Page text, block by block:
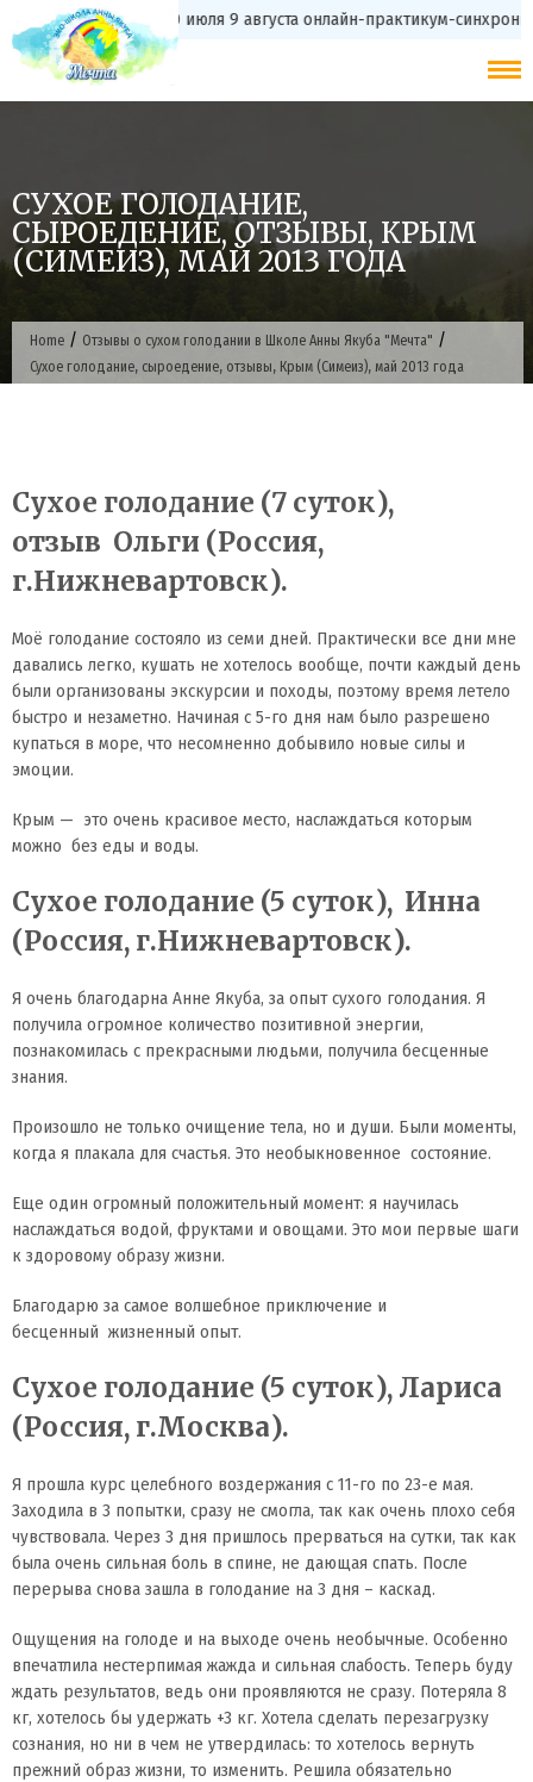
to
content
с 20 июля 9 августа онлайн-практикум-
СУХОЕ ГОЛОДАНИЕ,
СЫРОЕДЕНИЕ, ОТЗЫВЫ, КРЫМ
(СИМЕИЗ), МАЙ 2013 ГОДА
Home / Отзывы о сухом голодании в Школе Анны Якуба "Мечта" /
Сухое голодание, сыроедение, отзывы, Крым (Симеиз), май 2013 года
Cухое голодание (7 суток),
отзыв Ольги (Россия,
г.Нижневартовск).
Моё голодание состояло из семи дней. Практически все дни мне
давались легко, кушать не хотелось вообще, почти каждый день
были организованы экскурсии и походы, поэтому время летело
быстро и незаметно. Начиная с 5-го дня нам было разрешено
купаться в море, что несомненно добывило новые силы и
эмоции.
Крым — это очень красивое место, наслаждаться которым
можно без еды и воды.
Сухое голодание (5 суток), Инна
(Россия, г.Нижневартовск).
Я очень благодарна Анне Якуба, за опыт сухого голодания. Я
получила огромное количество позитивной энергии,
познакомилась с прекрасными людьми, получила бесценные
знания.
Произошло не только очищение тела, но и души. Были моменты,
когда я плакала для счастья. Это необыкновенное состояние.
Еще один огромный положительный момент: я научилась
наслаждаться водой, фруктами и овощами. Это мои первые шаги
к здоровому образу жизни.
Благодарю за самое волшебное приключение и
бесценный жизненный опыт.
Сухое голодание (5 суток), Лариса
(Россия, г.Москва).
Я прошла курс целебного воздержания с 11-го по 23-е мая.
Заходила в 3 попытки, сразу не смогла, так как очень плохо себя
чувствовала. Через 3 дня пришлось прерваться на сутки, так как
была очень сильная боль в спине, не дающая спать. После
перерыва снова зашла в голодание на 3 дня – каскад.
Ощущения на голоде и на выходе очень необычные. Особенно
впечатлила нестерпимая жажда и сильная слабость. Теперь буду
ждать результатов, ведь они проявляются не сразу. Потеряла 8
кг, хотелось бы удержать +3 кг. Хотела сделать перезагрузку
сознания, но ни в чем не утвердилась: то хотелось вернуть
прежний образ жизни, то изменить. Решила обязательно